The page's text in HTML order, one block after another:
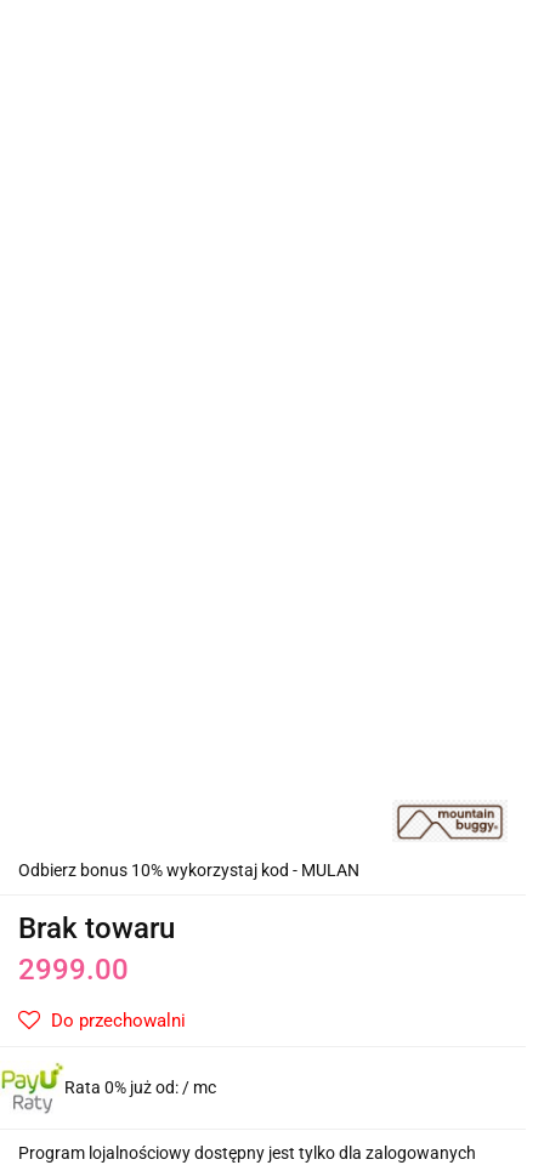
Odbierz bonus 10% wykorzystaj kod - MULAN
Brak towaru
2999.00
Do przechowalni
Rata 0% już od:/ mc
Program lojalnościowy dostępny jest tylko dla zalogowanych